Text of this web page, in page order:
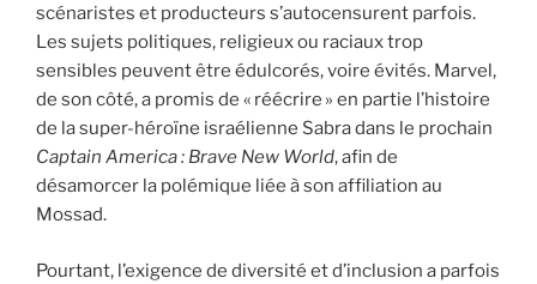
scénaristes et producteurs s’autocensurent parfois.
Les sujets politiques, religieux ou raciaux trop
sensibles peuvent être édulcorés, voire évités. Marvel,
de son côté, a promis de « réécrire » en partie l’histoire
de la super-héroïne israélienne Sabra dans le prochain
Captain America : Brave New World, afin de
désamorcer la polémique liée à son affiliation au
Mossad.
Pourtant, l’exigence de diversité et d’inclusion a parfois